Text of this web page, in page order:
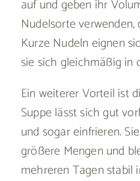
auf und geben ihr
Nudelsorte
Kurze Nudeln eignen
sie sich gleichmäßig in
Ein weiterer Vorteil ist
Suppe lässt sich gut
und sogar einfrieren.
größere Mengen und
mehreren Tagen stabil